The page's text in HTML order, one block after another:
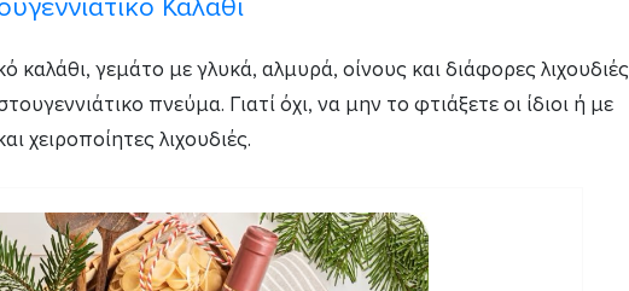
Καλάθι
καλάθι, γεμάτο με γλυκά, αλμυρά, οίνους και διάφορες λιχουδιές
πνεύμα. Γιατί όχι, να μην το φτιάξετε οι ίδιοι ή με
χειροποίητες λιχουδιές.